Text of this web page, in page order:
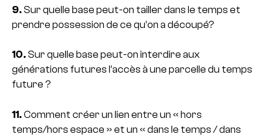
9. Sur quelle base peut-on tailler dans le temps et
prendre possession de ce qu’on a découpé?
10. Sur quelle base peut-on interdire aux
générations futures l’accès à une parcelle du temps
future ?
11. Comment créer un lien entre un « hors
temps/hors espace » et un « dans le temps / dans